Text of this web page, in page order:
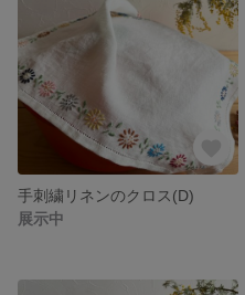
手刺繍リネンのクロス(D)
展示中